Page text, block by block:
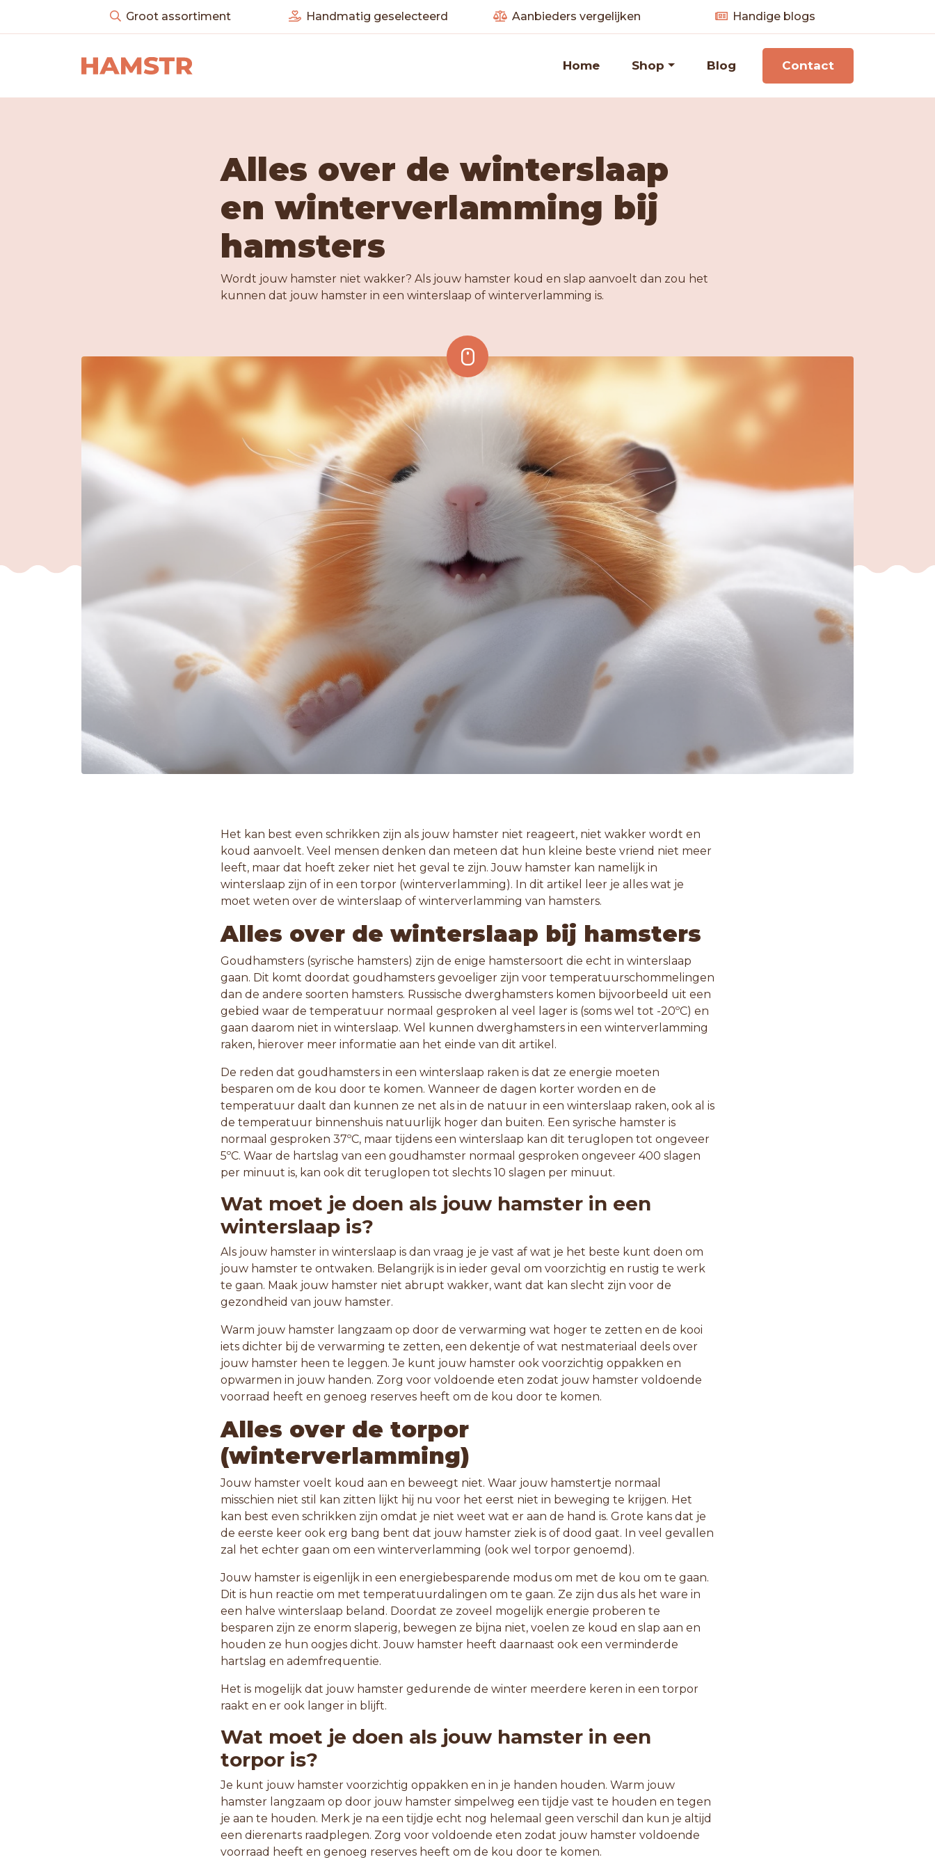
Groot assortiment Handmatig geselecteerd Aanbieders vergelijken Handige blogs
Home Shop Blog Contact
Alles over de winterslaap
en winterverlamming bij
hamsters
Wordt jouw hamster niet wakker? Als jouw hamster koud en slap aanvoelt dan zou het
kunnen dat jouw hamster in een winterslaap of winterverlamming is.
Het kan best even schrikken zijn als jouw hamster niet reageert, niet wakker wordt en
koud aanvoelt. Veel mensen denken dan meteen dat hun kleine beste vriend niet meer
leeft, maar dat hoeft zeker niet het geval te zijn. Jouw hamster kan namelijk in
winterslaap zijn of in een torpor (winterverlamming). In dit artikel leer je alles wat je
moet weten over de winterslaap of winterverlamming van hamsters.
Alles over de winterslaap bij hamsters
Goudhamsters (syrische hamsters) zijn de enige hamstersoort die echt in winterslaap
gaan. Dit komt doordat goudhamsters gevoeliger zijn voor temperatuurschommelingen
dan de andere soorten hamsters. Russische dwerghamsters komen bijvoorbeeld uit een
gebied waar de temperatuur normaal gesproken al veel lager is (soms wel tot -20ºC) en
gaan daarom niet in winterslaap. Wel kunnen dwerghamsters in een winterverlamming
raken, hierover meer informatie aan het einde van dit artikel.
De reden dat goudhamsters in een winterslaap raken is dat ze energie moeten
besparen om de kou door te komen. Wanneer de dagen korter worden en de
temperatuur daalt dan kunnen ze net als in de natuur in een winterslaap raken, ook al is
de temperatuur binnenshuis natuurlijk hoger dan buiten. Een syrische hamster is
normaal gesproken 37ºC, maar tijdens een winterslaap kan dit teruglopen tot ongeveer
5ºC. Waar de hartslag van een goudhamster normaal gesproken ongeveer 400 slagen
per minuut is, kan ook dit teruglopen tot slechts 10 slagen per minuut.
Wat moet je doen als jouw hamster in een
winterslaap is?
Als jouw hamster in winterslaap is dan vraag je je vast af wat je het beste kunt doen om
jouw hamster te ontwaken. Belangrijk is in ieder geval om voorzichtig en rustig te werk
te gaan. Maak jouw hamster niet abrupt wakker, want dat kan slecht zijn voor de
gezondheid van jouw hamster.
Warm jouw hamster langzaam op door de verwarming wat hoger te zetten en de kooi
iets dichter bij de verwarming te zetten, een dekentje of wat nestmateriaal deels over
jouw hamster heen te leggen. Je kunt jouw hamster ook voorzichtig oppakken en
opwarmen in jouw handen. Zorg voor voldoende eten zodat jouw hamster voldoende
voorraad heeft en genoeg reserves heeft om de kou door te komen.
Alles over de torpor
(winterverlamming)
Jouw hamster voelt koud aan en beweegt niet. Waar jouw hamstertje normaal
misschien niet stil kan zitten lijkt hij nu voor het eerst niet in beweging te krijgen. Het
kan best even schrikken zijn omdat je niet weet wat er aan de hand is. Grote kans dat je
de eerste keer ook erg bang bent dat jouw hamster ziek is of dood gaat. In veel gevallen
zal het echter gaan om een winterverlamming (ook wel torpor genoemd).
Jouw hamster is eigenlijk in een energiebesparende modus om met de kou om te gaan.
Dit is hun reactie om met temperatuurdalingen om te gaan. Ze zijn dus als het ware in
een halve winterslaap beland. Doordat ze zoveel mogelijk energie proberen te
besparen zijn ze enorm slaperig, bewegen ze bijna niet, voelen ze koud en slap aan en
houden ze hun oogjes dicht. Jouw hamster heeft daarnaast ook een verminderde
hartslag en ademfrequentie.
Het is mogelijk dat jouw hamster gedurende de winter meerdere keren in een torpor
raakt en er ook langer in blijft.
Wat moet je doen als jouw hamster in een
torpor is?
Je kunt jouw hamster voorzichtig oppakken en in je handen houden. Warm jouw
hamster langzaam op door jouw hamster simpelweg een tijdje vast te houden en tegen
je aan te houden. Merk je na een tijdje echt nog helemaal geen verschil dan kun je altijd
een dierenarts raadplegen. Zorg voor voldoende eten zodat jouw hamster voldoende
voorraad heeft en genoeg reserves heeft om de kou door te komen.